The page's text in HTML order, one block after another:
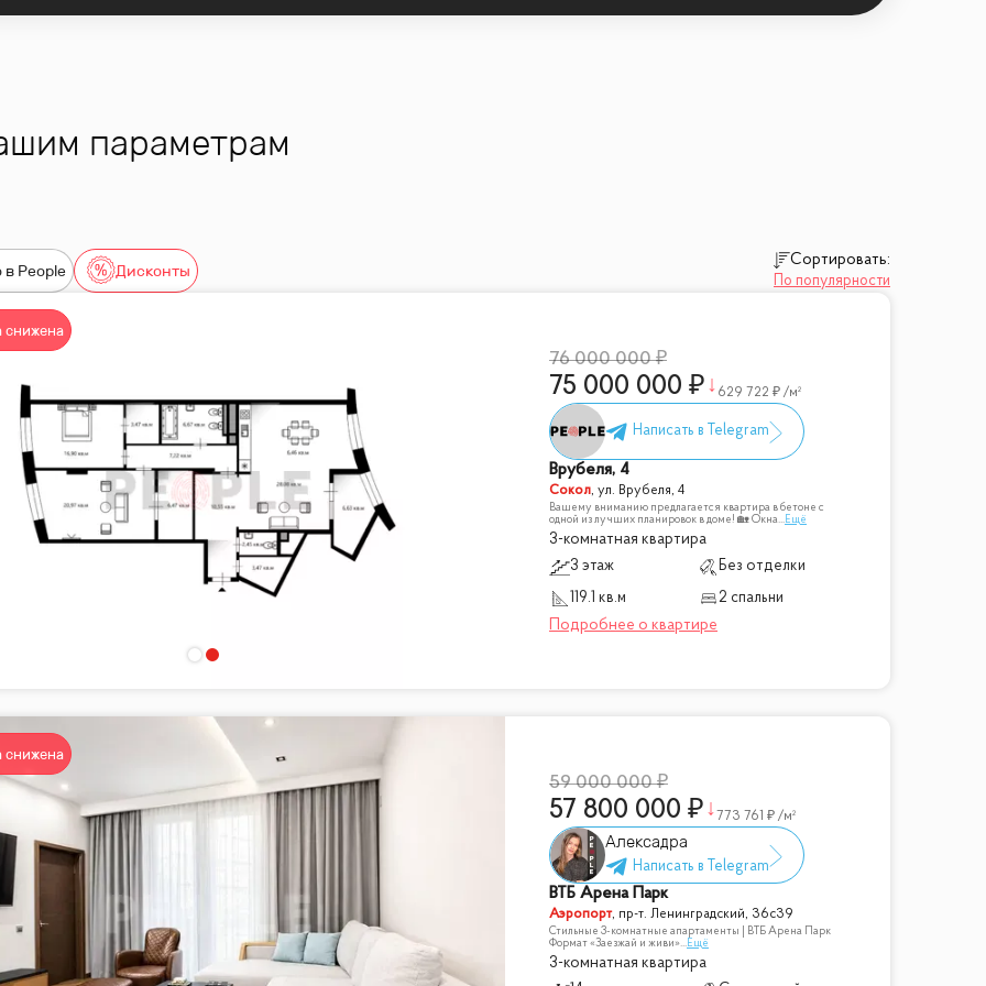
гимназия, Больница им. Боткина, городская больница 24, крупнейший ТРЦ Москвы
Динамо, Аэропорт, ЦСКА и Петровский Парк. 20 минут до офисов Москва-Сити, 9
а также простой и быстрый доступ к ТТК.
и записаться на просмотр!
параметрам
в People Дисконты
Сортировать:
По популярности
снижена
76 000 000
75 000 000 629 722 /м²
Врубеля, 4
Сокол, ул. Врубеля, 4
Вашему вниманию предлагается квартира в бетоне с
одной из лучших планировок в доме! 🏡 Окна...Ещё
3-комнатная квартира
3 этаж
Без отделки
119.1 кв.м
2 спальни
снижена
59 000 000
57 800 000 773 761 /м²
Алексадра
ВТБ Арена Парк
Аэропорт, пр-т. Ленинградский, 36с39
Стильные 3-комнатные апартаменты | ВТБ Арена Парк
Формат «Заезжай и живи»...Ещё
3-комнатная квартира